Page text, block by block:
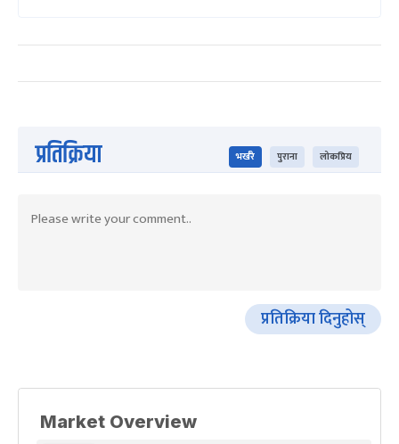
प्रतिक्रिया भर्खरै पुराना लोकप्रिय
प्रतिक्रिया दिनुहोस्